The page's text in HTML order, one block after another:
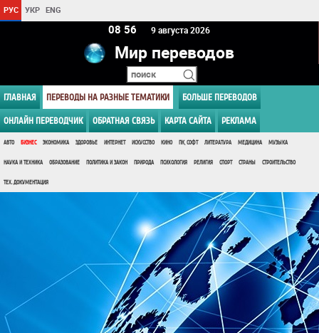
РУС УКР ENG
08:56 9 августа 2026
Мир переводов
ГЛАВНАЯ ПЕРЕВОДЫ НА РАЗНЫЕ ТЕМАТИКИ БОЛЬШЕ ПЕРЕВОДОВ
ОНЛАЙН ПЕРЕВОДЧИК ОБРАТНАЯ СВЯЗЬ КАРТА САЙТА РЕКЛАМА
АВТО БИЗНЕС ЭКОНОМИКА ЗДОРОВЬЕ ИНТЕРНЕТ ИСКУССТВО КИНО ПК, СОФТ ЛИТЕРАТУРА МЕДИЦИНА МУЗЫКА
НАУКА И ТЕХНИКА ОБРАЗОВАНИЕ ПОЛИТИКА И ЗАКОН ПРИРОДА ПСИХОЛОГИЯ РЕЛИГИЯ СПОРТ СТРАНЫ СТРОИТЕЛЬСТВО
ТЕХ. ДОКУМЕНТАЦИЯ